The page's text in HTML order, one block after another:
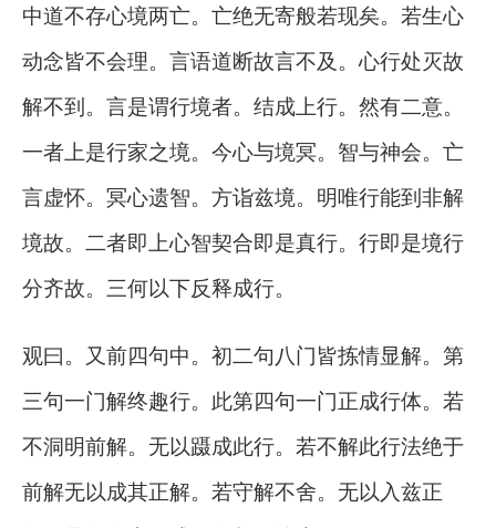
中道不存心境两亡。亡绝无寄般若现矣。若生心
动念皆不会理。言语道断故言不及。心行处灭故
解不到。言是谓行境者。结成上行。然有二意。
一者上是行家之境。今心与境冥。智与神会。亡
言虚怀。冥心遗智。方诣兹境。明唯行能到非解
境故。二者即上心智契合即是真行。行即是境行
分齐故。三何以下反释成行。
观曰。又前四句中。初二句八门皆拣情显解。第
三句一门解终趣行。此第四句一门正成行体。若
不洞明前解。无以蹑成此行。若不解此行法绝于
前解无以成其正解。若守解不舍。无以入兹正